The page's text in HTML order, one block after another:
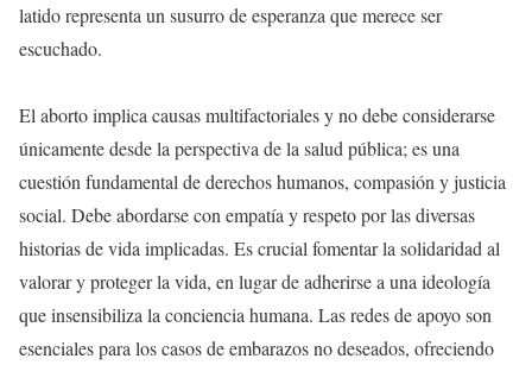
latido representa un susurro de esperanza que merece ser
escuchado.
El aborto implica causas multifactoriales y no debe considerarse
únicamente desde la perspectiva de la salud pública; es una
cuestión fundamental de derechos humanos, compasión y justicia
social. Debe abordarse con empatía y respeto por las diversas
historias de vida implicadas. Es crucial fomentar la solidaridad al
valorar y proteger la vida, en lugar de adherirse a una ideología
que insensibiliza la conciencia humana. Las redes de apoyo son
esenciales para los casos de embarazos no deseados, ofreciendo